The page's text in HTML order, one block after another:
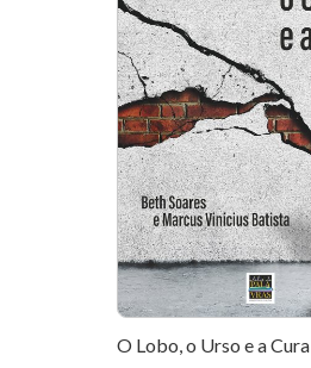
O Lobo, o Urso e a Cura